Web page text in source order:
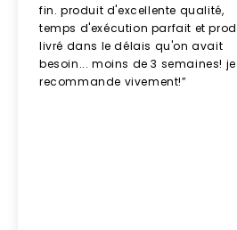
fin. produit d'excellente qualité,
temps d'exécution parfait et
livré dans le délais qu'on avait
besoin... moins de 3 semaines! je
recommande vivement!”